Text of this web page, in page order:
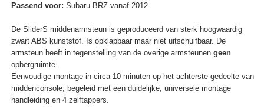
Passend voor: Subaru BRZ vanaf 2012.
De SliderS middenarmsteun is geproduceerd van sterk hoogwaardig
zwart ABS kunststof. Is opklapbaar maar niet uitschuifbaar. De
armsteun heeft in tegenstelling van de overige armsteunen geen
opbergruimte.
Eenvoudige montage in circa 10 minuten op het achterste gedeelte van
middenconsole, begeleid met een duidelijke, universele montage
handleiding en 4 zelftappers.